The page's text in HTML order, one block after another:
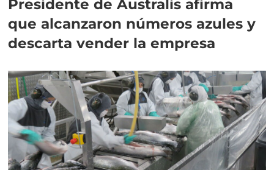
Presidente de Australis afirma
que alcanzaron números azules y
descarta vender la empresa